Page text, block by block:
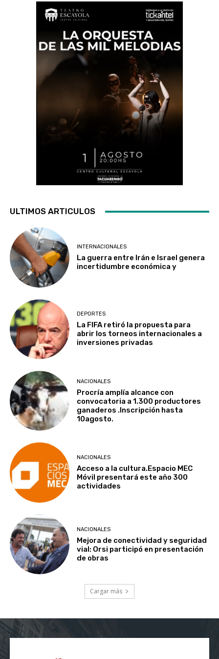
ULTIMOS ARTICULOS
INTERNACIONALES
La guerra entre Irán e Israel genera
incertidumbre económica y
DEPORTES
La FIFA retiró la propuesta para
abrir los torneos internacionales a
inversiones privadas
NACIONALES
Procría amplía alcance con
convocatoria a 1.300 productores
ganaderos .Inscripción hasta
10agosto.
NACIONALES
Acceso a la cultura.Espacio MEC
Móvil presentará este año 300
actividades
NACIONALES
Mejora de conectividad y seguridad
vial: Orsi participó en presentación
de obras
Cargar más